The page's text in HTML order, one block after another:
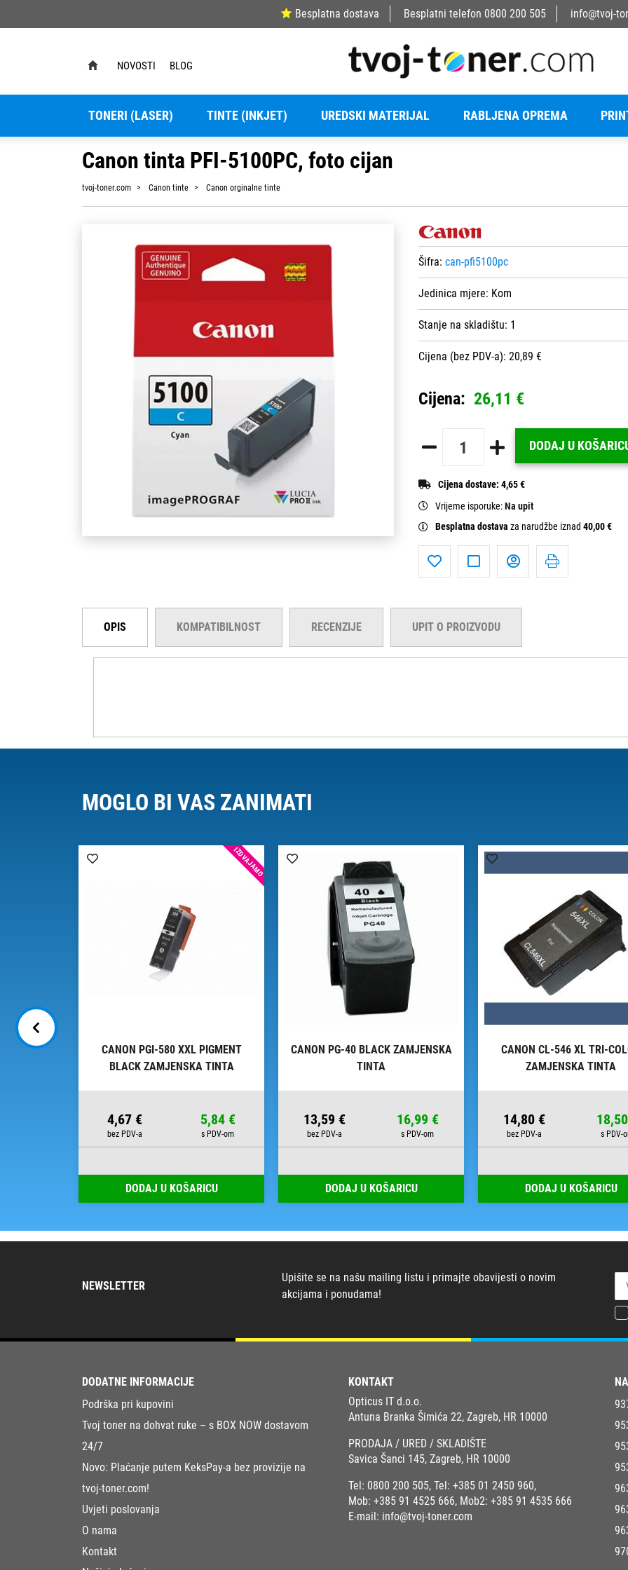
Besplatna dostava Besplatni telefon 0800 200 505 info@tvoj-
NOVOSTI BLOG
TONERI (LASER) TINTE (INKJET) UREDSKI MATERIJAL RABLJENA OPREMA
Canon tinta PFI-5100PC, foto cijan
tvoj-toner.com Canon tinte Canon orginalne tinte
Šifra: can-pfi5100pc
Jedinica mjere: Kom
Stanje na skladištu: 1
Cijena (bez PDV-a): 20,89 €
Cijena: 26,11 €
DODAJ U
Cijena dostave: 4,65 €
Vrijeme isporuke:Na upit
Besplatna dostava za narudžbe iznad 40,00 €
OPIS KOMPATIBILNOST RECENZIJE UPIT O PROIZVODU
MOGLO BI VAS ZANIMATI
IZDVAJAMO
CANON PGI-580 XXL PIGMENT
BLACK ZAMJENSKA TINTA
4,67 € 5,84 €
DODAJ U KOŠARICU
CANON PG-40 BLACK ZAMJENSKA
TINTA
13,59 € 16,99 €
DODAJ U KOŠARICU
CANON CL-546 XL TRI-
ZAMJENSKA TINTA
14,80 €
DODAJ U KOŠARICU
NEWSLETTER
Upišite se na našu mailing listu i primajte obavijesti o novim
akcijama i ponudama!
DODATNE INFORMACIJE
Podrška pri kupovini
Tvoj toner na dohvat ruke – s BOX NOW dostavom
24/7
Novo: Plaćanje putem KeksPay-a bez provizije na
tvoj-toner.com!
Uvjeti poslovanja
O nama
Kontakt
KONTAKT
Opticus IT d.o.o.
Antuna Branka Šimića 22, Zagreb, HR 10000
PRODAJA / URED / SKLADIŠTE
Savica Šanci 145, Zagreb, HR 10000
Tel: 0800 200 505, Tel: +385 01 2450 960,
Mob: +385 91 4525 666, Mob2: +385 91 4535 666
E-mail: info@tvoj-toner.com